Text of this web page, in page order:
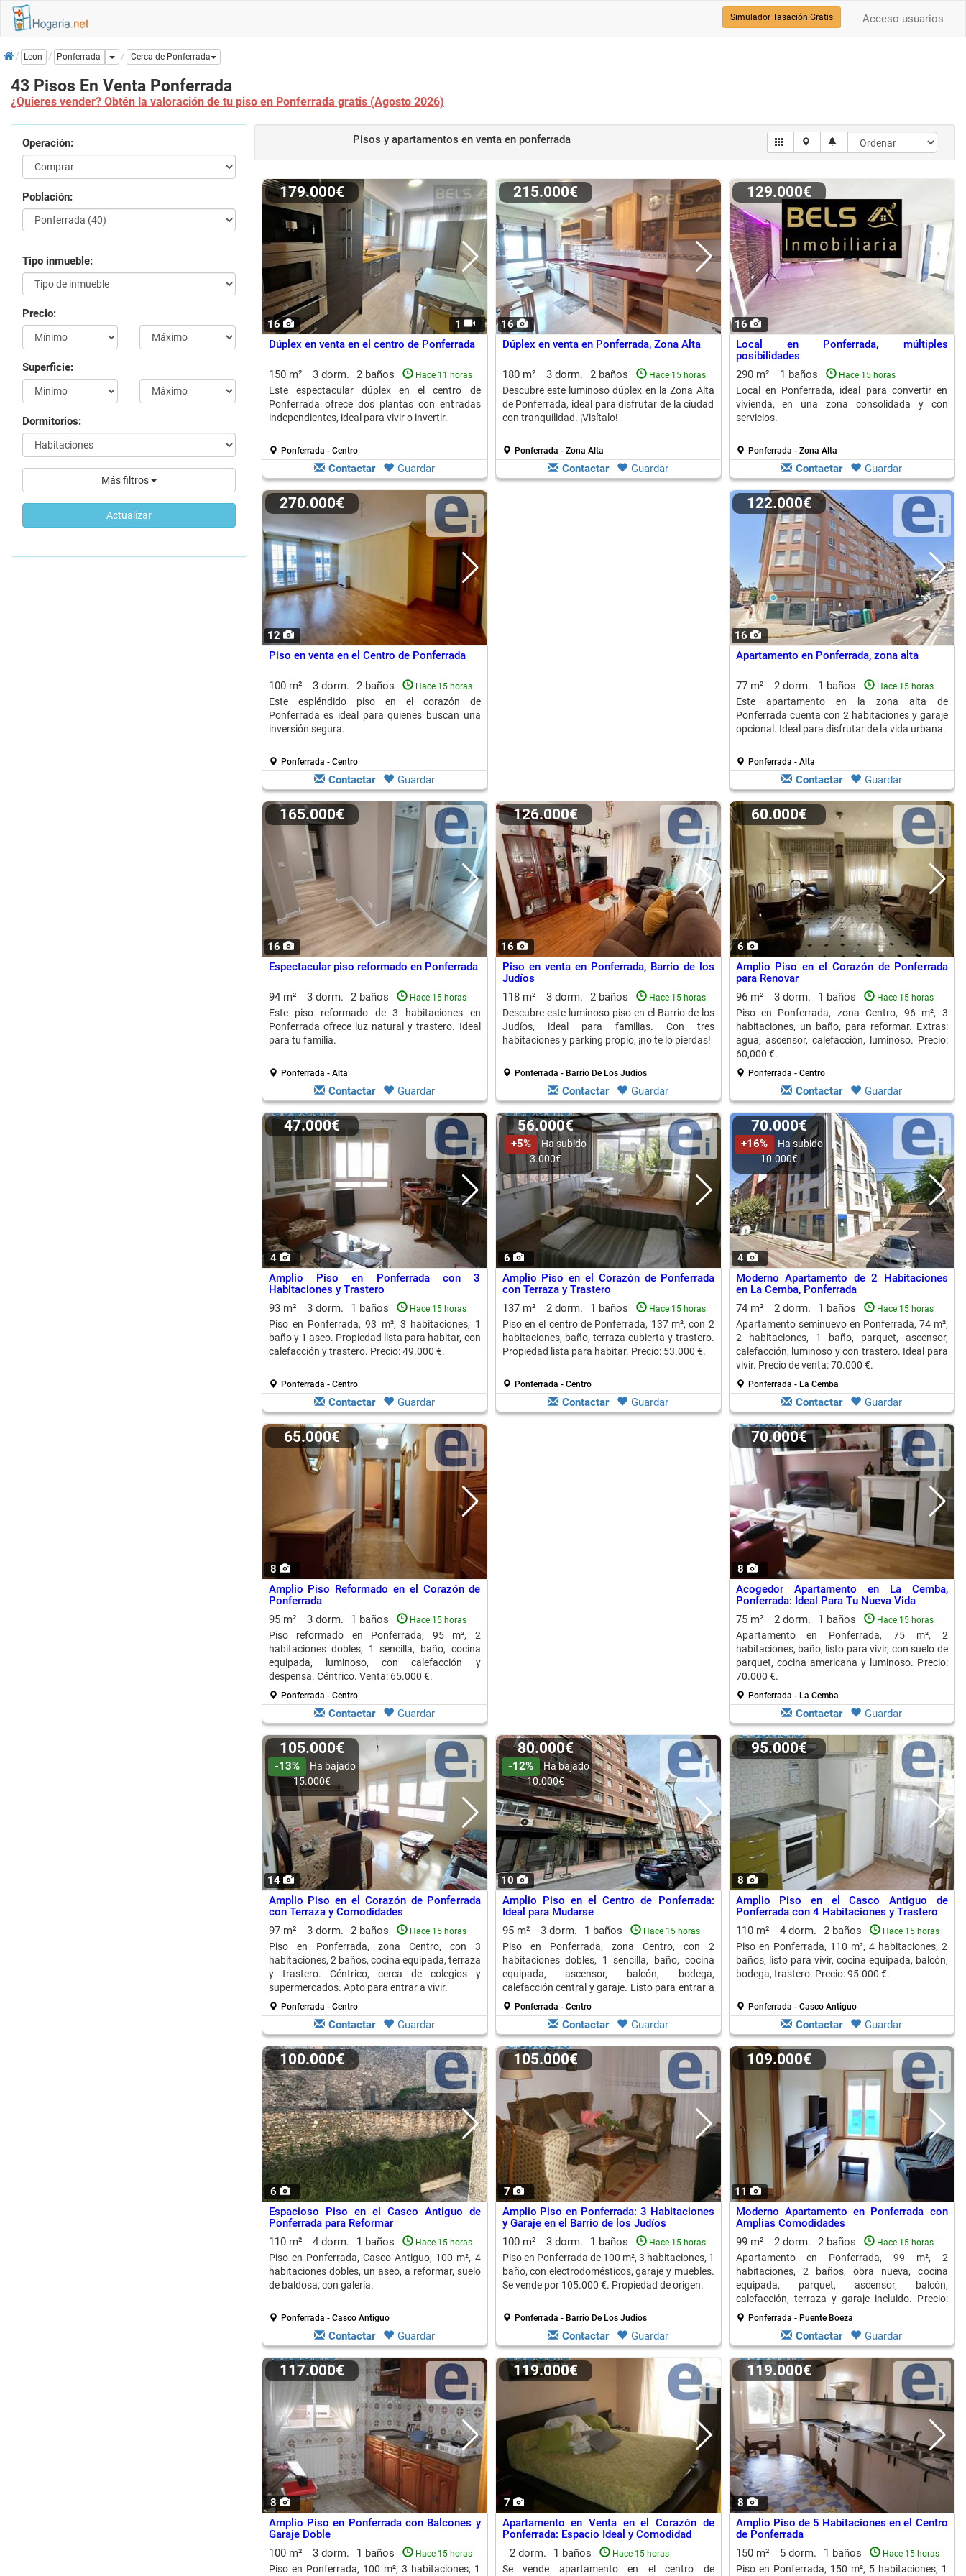
Acceso usuarios
Simulador Tasación Gratis
InicioLeon Ponferrada Dropdown
Cerca de Ponferrada
43 Pisos En Venta Ponferrada
¿Quieres vender? Obtén la valoración de tu piso en Ponferrada gratis (Agosto 2026)
Operación:
Población:
Tipo inmueble:
Precio:
Superficie:
Dormitorios:
Más filtros
Actualizar
Pisos y apartamentos en ventaen ponferrada
16 1
179.000€
Dúplex en venta en el centro de Ponferrada
150 m² 3 dorm. 2 baños Hace 11 horas
Este espectacular dúplex en el centro de
Ponferrada ofrece dos plantas con entradas
independientes, ideal para vivir o invertir.
Ponferrada - Centro
Contactar Guardar
16
215.000€
Dúplex en venta en Ponferrada, Zona Alta
180 m² 3 dorm. 2 baños Hace 15 horas
Descubre este luminoso dúplex en la Zona Alta
de Ponferrada, ideal para disfrutar de la ciudad
con tranquilidad. ¡Visítalo!
Ponferrada - Zona Alta
Contactar Guardar
16
129.000€
Local en Ponferrada, múltiples
posibilidades
290 m²
1 baños Hace 15 horas
Local en Ponferrada, ideal para convertir en
vivienda, en una zona consolidada y con
servicios.
Ponferrada - Zona Alta
Contactar Guardar
12
270.000€
Piso en venta en el Centro de Ponferrada
100 m² 3 dorm. 2 baños Hace 15 horas
Este espléndido piso en el corazón de
Ponferrada es ideal para quienes buscan una
inversión segura.
Ponferrada - Centro
Contactar Guardar
16
122.000€
Apartamento en Ponferrada, zona alta
77 m² 2 dorm. 1 baños Hace 15 horas
Este apartamento en la zona alta de
Ponferrada cuenta con 2 habitaciones y garaje
opcional. Ideal para disfrutar de la vida urbana.
Ponferrada - Alta
Contactar Guardar
16
165.000€
Espectacular piso reformado en Ponferrada
94 m² 3 dorm. 2 baños Hace 15 horas
Este piso reformado de 3 habitaciones en
Ponferrada ofrece luz natural y trastero. Ideal
para tu familia.
Ponferrada - Alta
Contactar Guardar
16
126.000€
Piso en venta en Ponferrada, Barrio de los
Judíos
118 m²
3 dorm. 2 baños Hace 15 horas
Descubre este luminoso piso en el Barrio de los
Judíos, ideal para familias. Con tres
habitaciones y parking propio, ¡no te lo pierdas!
Ponferrada - Barrio De Los Judios
Contactar Guardar
6
60.000€
Amplio Piso en el Corazón de Ponferrada
para Renovar
96 m²
3 dorm. 1 baños Hace 15 horas
Piso en Ponferrada, zona Centro, 96 m², 3
habitaciones, un baño, para reformar. Extras:
agua, ascensor, calefacción, luminoso. Precio:
60,000 €.
Ponferrada - Centro
Contactar Guardar
4
47.000€
Amplio Piso en Ponferrada con 3
Habitaciones y Trastero
93 m²
3 dorm. 1 baños Hace 15 horas
Piso en Ponferrada, 93 m², 3 habitaciones, 1
baño y 1 aseo. Propiedad lista para habitar, con
calefacción y trastero. Precio: 49.000 €.
Ponferrada - Centro
Contactar Guardar
6
56.000€
+5%
Ha subido
3.000€
Amplio Piso en el Corazón de Ponferrada
con Terraza y Trastero
137 m²
2 dorm. 1 baños Hace 15 horas
Piso en el centro de Ponferrada, 137 m², con 2
habitaciones, baño, terraza cubierta y trastero.
Propiedad lista para habitar. Precio: 53.000 €.
Ponferrada - Centro
Contactar Guardar
4
70.000€
+16%
Ha subido
10.000€
Moderno Apartamento de 2 Habitaciones
en La Cemba, Ponferrada
74 m²
2 dorm. 1 baños Hace 15 horas
Apartamento seminuevo en Ponferrada, 74 m²,
2 habitaciones, 1 baño, parquet, ascensor,
calefacción, luminoso y con trastero. Ideal para
vivir. Precio de venta: 70.000 €.
Ponferrada - La Cemba
Contactar Guardar
8
65.000€
Amplio Piso Reformado en el Corazón de
Ponferrada
95 m²
3 dorm. 1 baños Hace 15 horas
Piso reformado en Ponferrada, 95 m², 2
habitaciones dobles, 1 sencilla, baño, cocina
equipada, luminoso, con calefacción y
despensa. Céntrico. Venta: 65.000 €.
Ponferrada - Centro
Contactar Guardar
8
70.000€
Acogedor Apartamento en La Cemba,
Ponferrada: Ideal Para Tu Nueva Vida
75 m²
2 dorm. 1 baños Hace 15 horas
Apartamento en Ponferrada, 75 m², 2
habitaciones, baño, listo para vivir, con suelo de
parquet, cocina americana y luminoso. Precio:
70.000 €.
Ponferrada - La Cemba
Contactar Guardar
14
105.000€
-13%
Ha bajado
15.000€
Amplio Piso en el Corazón de Ponferrada
con Terraza y Comodidades
97 m²
3 dorm. 2 baños Hace 15 horas
Piso en Ponferrada, zona Centro, con 3
habitaciones, 2 baños, cocina equipada, terraza
y trastero. Céntrico, cerca de colegios y
supermercados. Apto para entrar a vivir.
Ponferrada - Centro
Contactar Guardar
10
80.000€
-12%
Ha bajado
10.000€
Amplio Piso en el Centro de Ponferrada:
Ideal para Mudarse
95 m²
3 dorm. 1 baños Hace 15 horas
Piso en Ponferrada, zona Centro, con 2
habitaciones dobles, 1 sencilla, baño, cocina
equipada, ascensor, balcón, bodega,
calefacción central y garaje. Listo para entrar a
vivir.Ponferrada - Centro
Contactar Guardar
8
95.000€
Amplio Piso en el Casco Antiguo de
Ponferrada con 4 Habitaciones y Trastero
110 m²
4 dorm. 2 baños Hace 15 horas
Piso en Ponferrada, 110 m², 4 habitaciones, 2
baños, listo para vivir, cocina equipada, balcón,
bodega, trastero. Precio: 95.000 €.
Ponferrada - Casco Antiguo
Contactar Guardar
6
100.000€
Espacioso Piso en el Casco Antiguo de
Ponferrada para Reformar
110 m²
4 dorm. 1 baños Hace 15 horas
Piso en Ponferrada, Casco Antiguo, 100 m², 4
habitaciones dobles, un aseo, a reformar, suelo
de baldosa, con galería.
Ponferrada - Casco Antiguo
Contactar Guardar
7
105.000€
Amplio Piso en Ponferrada: 3 Habitaciones
y Garaje en el Barrio de los Judíos
100 m²
3 dorm. 1 baños Hace 15 horas
Piso en Ponferrada de 100 m², 3 habitaciones, 1
baño, con electrodomésticos, garaje y muebles.
Se vende por 105.000 €. Propiedad de origen.
Ponferrada - Barrio De Los Judios
Contactar Guardar
11
109.000€
Moderno Apartamento en Ponferrada con
Amplias Comodidades
99 m²
2 dorm. 2 baños Hace 15 horas
Apartamento en Ponferrada, 99 m², 2
habitaciones, 2 baños, obra nueva, cocina
equipada, parquet, ascensor, balcón,
calefacción, terraza y garaje incluido. Precio:
109.000 €.
Ponferrada - Puente Boeza
Contactar Guardar
8
117.000€
Amplio Piso en Ponferrada con Balcones y
Garaje Doble
100 m²
3 dorm. 1 baños Hace 15 horas
Piso en Ponferrada, 100 m², 3 habitaciones, 1
7
119.000€
Apartamento en Venta en el Corazón de
Ponferrada: Espacio Ideal y Comodidad
2 dorm.
1 baños Hace 15 horas
Se vende apartamento en el centro de
8
119.000€
Amplio Piso de 5 Habitaciones en el Centro
de Ponferrada
150 m²
5 dorm. 1 baños Hace 15 horas
Piso en Ponferrada, 150 m², 5 habitaciones, 1